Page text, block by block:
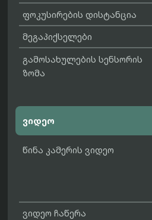
ფოკუსირების დისტანცია
მეგაპიქსელები
გამოსახულების სენსორის
ზომა
ვიდეო
წინა კამერის ვიდეო
ვიდეო ჩაწერა